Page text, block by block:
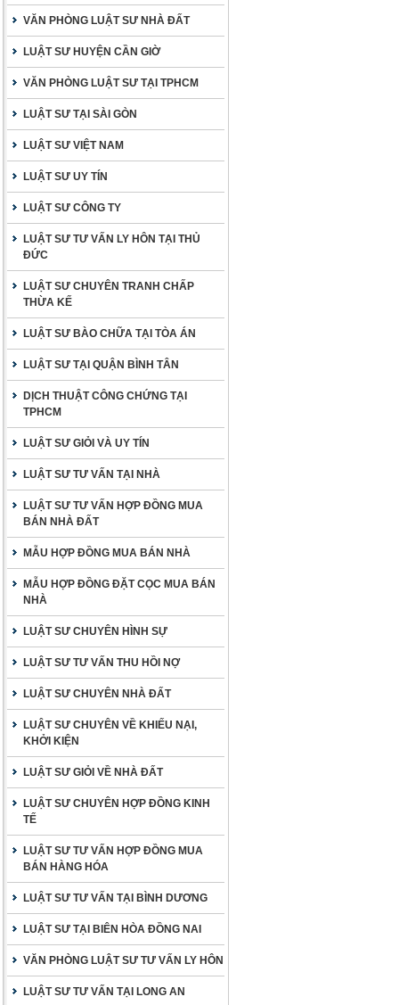
VĂN PHÒNG LUẬT SƯ NHÀ ĐẤT
LUẬT SƯ HUYỆN CẦN GIỜ
VĂN PHÒNG LUẬT SƯ TẠI TPHCM
LUẬT SƯ TẠI SÀI GÒN
LUẬT SƯ VIỆT NAM
LUẬT SƯ UY TÍN
LUẬT SƯ CÔNG TY
LUẬT SƯ TƯ VẤN LY HÔN TẠI THỦ
ĐỨC
LUẬT SƯ CHUYÊN TRANH CHẤP
THỪA KẾ
LUẬT SƯ BÀO CHỮA TẠI TÒA ÁN
LUẬT SƯ TẠI QUẬN BÌNH TÂN
DỊCH THUẬT CÔNG CHỨNG TẠI
TPHCM
LUẬT SƯ GIỎI VÀ UY TÍN
LUẬT SƯ TƯ VẤN TẠI NHÀ
LUẬT SƯ TƯ VẤN HỢP ĐỒNG MUA
BÁN NHÀ ĐẤT
MẪU HỢP ĐỒNG MUA BÁN NHÀ
MẪU HỢP ĐỒNG ĐẶT CỌC MUA BÁN
NHÀ
LUẬT SƯ CHUYÊN HÌNH SỰ
LUẬT SƯ TƯ VẤN THU HỒI NỢ
LUẬT SƯ CHUYÊN NHÀ ĐẤT
LUẬT SƯ CHUYÊN VỀ KHIẾU NẠI,
KHỞI KIỆN
LUẬT SƯ GIỎI VỀ NHÀ ĐẤT
LUẬT SƯ CHUYÊN HỢP ĐỒNG KINH
TẾ
LUẬT SƯ TƯ VẤN HỢP ĐỒNG MUA
BÁN HÀNG HÓA
LUẬT SƯ TƯ VẤN TẠI BÌNH DƯƠNG
LUẬT SƯ TẠI BIÊN HÒA ĐỒNG NAI
VĂN PHÒNG LUẬT SƯ TƯ VẤN LY HÔN
LUẬT SƯ TƯ VẤN TẠI LONG AN